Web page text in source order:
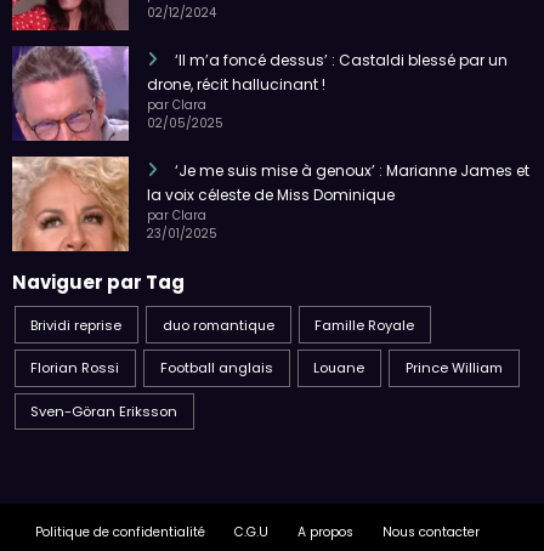
02/12/2024
‘Il m’a foncé dessus’ : Castaldi blessé par un
drone, récit hallucinant !
par Clara
02/05/2025
‘Je me suis mise à genoux’ : Marianne James et
la voix céleste de Miss Dominique
par Clara
23/01/2025
Naviguer par Tag
Brividi reprise duo romantique Famille Royale
Florian Rossi Football anglais Louane Prince William
Sven-Göran Eriksson
Politique de confidentialité C.G.U A propos Nous contacter